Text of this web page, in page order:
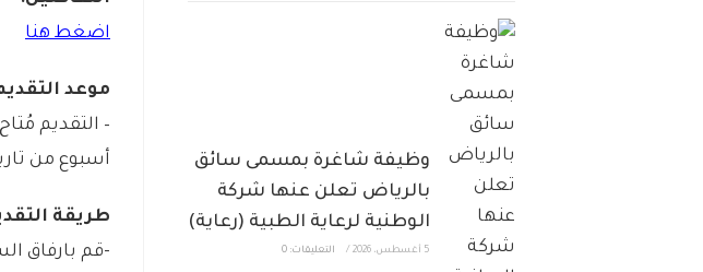
اضغط هنا
موعد
أسبوع من
طريقة
-قم بارفاق
وظيفة شاغرة بمسمى سائق
بالرياض تعلن عنها شركة
الوطنية لرعاية الطبية (رعاية)
5 أغسطس، 2026 / التعليقات: 0